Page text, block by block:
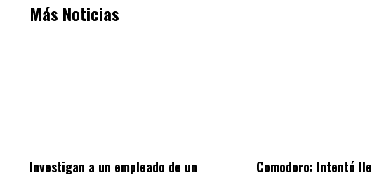
Más Noticias
Investigan a un empleado de un
Comodoro: Intentó